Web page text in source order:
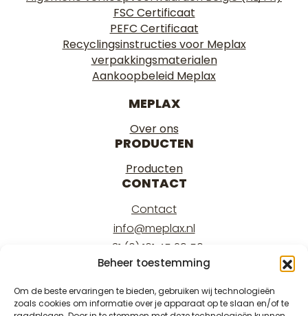
Beheer toestemming
Om de beste ervaringen te bieden, gebruiken wij technologieën
zoals cookies om informatie over je apparaat op te slaan en/of te
FSC Certificaat
PEFC Certificaat
Recyclingsinstructies voor Meplax
verpakkingsmaterialen
Aankoopbeleid Meplax
MEPLAX
Over ons
PRODUCTEN
Producten
CONTACT
Contact
info@meplax.nl
+31 (0) 161 45 29 50
Kantoor/office:
Burgemeester Krollaan 17
5126 PT Gilze